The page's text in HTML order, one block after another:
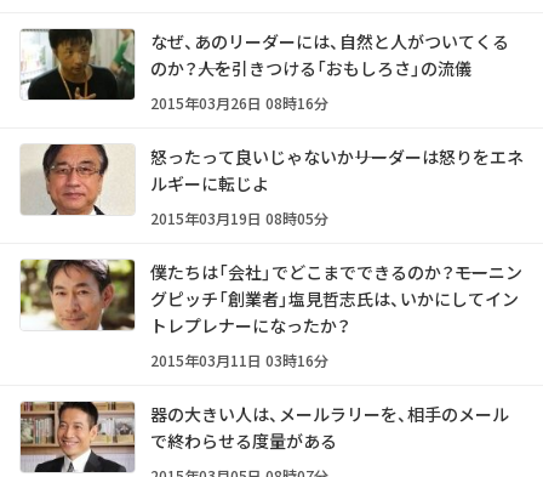
なぜ、あのリーダーには、自然と人がついてくる
のか？――人を引きつける「おもしろさ」の流儀
2015年03月26日 08時16分
怒ったって良いじゃないか――リーダーは怒りをエネ
ルギーに転じよ
2015年03月19日 08時05分
僕たちは「会社」でどこまでできるのか？――モーニン
グピッチ「創業者」塩見哲志氏は、いかにしてイン
トレプレナーになったか？
2015年03月11日 03時16分
器の大きい人は、メールラリーを、相手のメール
で終わらせる度量がある